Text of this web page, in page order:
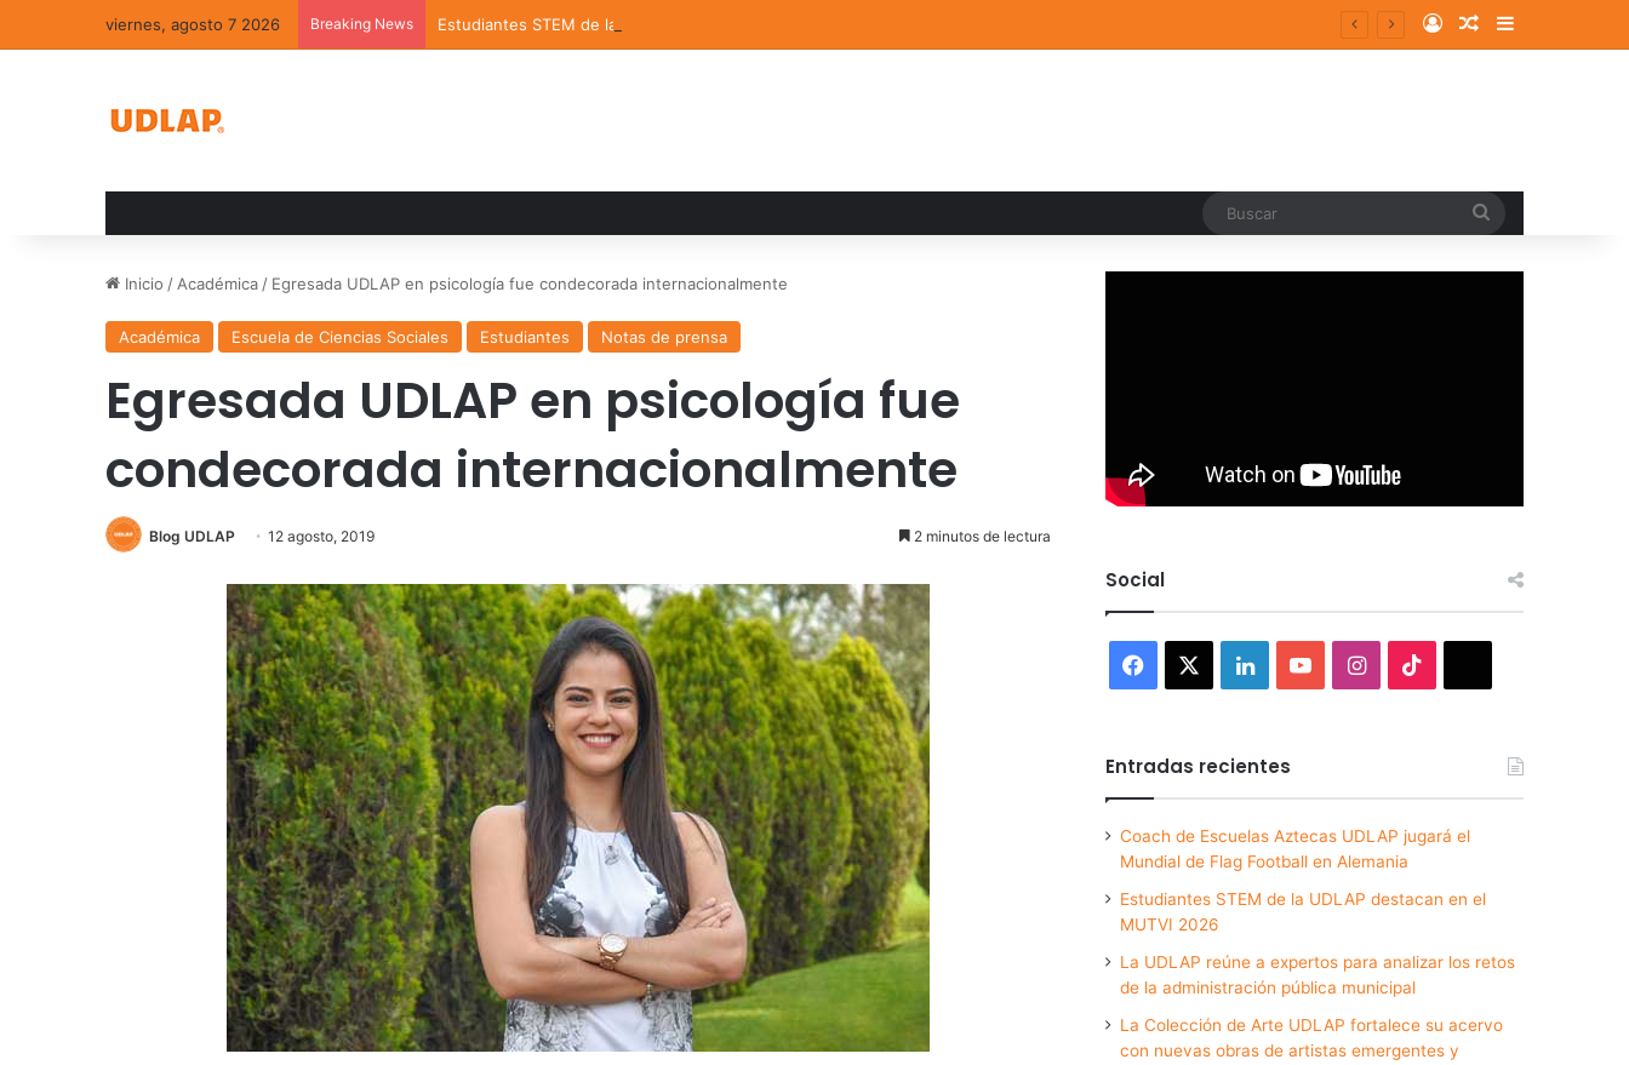
viernes, agosto 7 2026 Breaking News Estudiantes STEM de la UDLAP destacan en el MUTVI 2026 Log InRandom Article
Sidebar
Inicio / Académica / Egresada UDLAP en psicología fue condecorada internacionalmente
Académica Escuela de Ciencias Sociales Estudiantes Notas de prensa
Egresada UDLAP en psicología fue
condecorada internacionalmente
Blog UDLAP 12 agosto, 2019 2 minutos de lectura
Social
Facebook LinkedInYouTubeInstagram
Entradas recientes
Coach de Escuelas Aztecas UDLAP jugará el
Mundial de Flag Football en Alemania
Estudiantes STEM de la UDLAP destacan en el
MUTVI 2026
La UDLAP reúne a expertos para analizar los retos
de la administración pública municipal
La Colección de Arte UDLAP fortalece su acervo
con nuevas obras de artistas emergentes y